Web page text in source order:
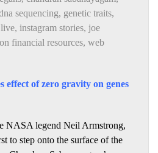
sequencing, genetic traits,
, instagram stories, joe
financial resources, web
effect of zero gravity on genes
NASA legend Neil Armstrong,
to step onto the surface of the